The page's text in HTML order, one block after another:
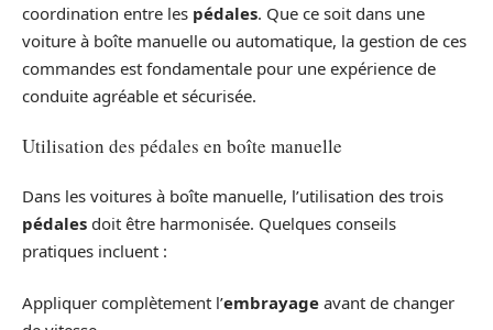
coordination entre les pédales. Que ce soit dans une
voiture à boîte manuelle ou automatique, la gestion de ces
commandes est fondamentale pour une expérience de
conduite agréable et sécurisée.
Utilisation des pédales en boîte manuelle
Dans les voitures à boîte manuelle, l’utilisation des trois
pédales doit être harmonisée. Quelques conseils
pratiques incluent :
Appliquer complètement l’embrayage avant de changer